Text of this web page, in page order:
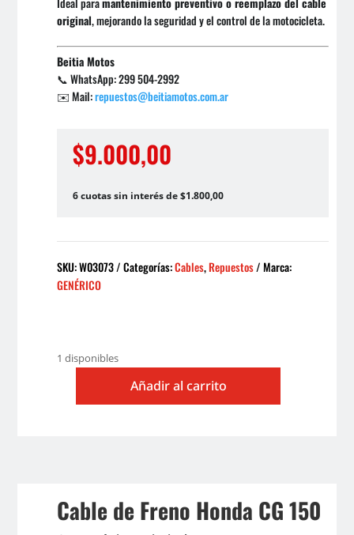
original, mejorando la seguridad y el control de la motocicleta.
Beitia Motos
📞 WhatsApp: 299 504-2992
✉️ Mail:repuestos@beitiamotos.com.ar
$9.000,00
6 cuotas sin interés de $1.800,00
SKU:W03073 Categorías:Cables,Repuestos Marca:
GENÉRICO
1 disponibles
150
cantidad
Añadir al carrito
Cable de Freno Honda CG 150